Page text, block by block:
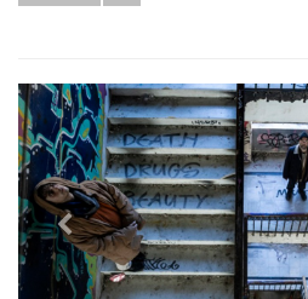
Previous